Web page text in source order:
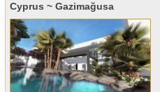
Cyprus ~ Gazimağusa